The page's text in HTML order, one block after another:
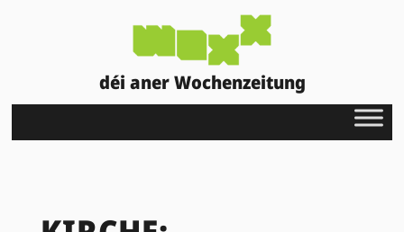
déi aner Wochenzeitung